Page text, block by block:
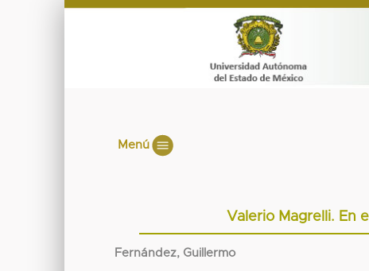
Menú
Valerio Magrelli. En
Fernández, Guillermo